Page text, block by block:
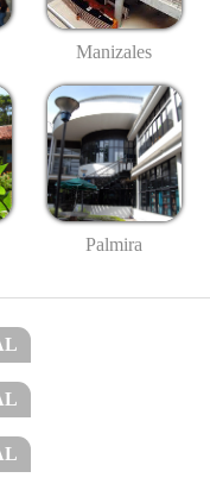
Manizales
Palmira